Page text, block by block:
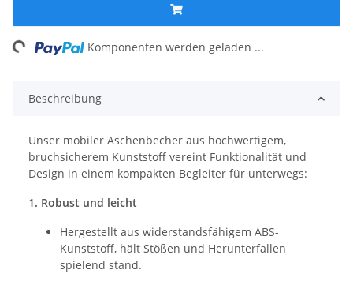
Komponenten werden geladen ...
Beschreibung
Unser mobiler Aschenbecher aus hochwertigem,
bruchsicherem Kunststoff vereint Funktionalität und
Design in einem kompakten Begleiter für unterwegs:
1. Robust und leicht
Hergestellt aus widerstandsfähigem ABS-
Kunststoff, hält Stößen und Herunterfallen
spielend stand.